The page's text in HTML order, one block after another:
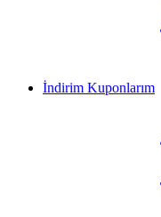
İndirim Kuponlarım